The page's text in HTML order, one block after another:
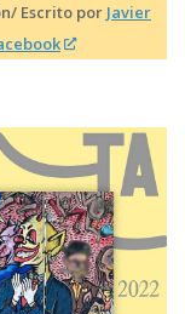
Escrito por Javier